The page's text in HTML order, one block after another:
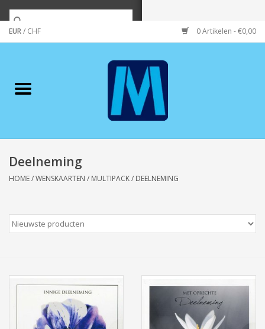
EUR/ CHF 0 Artikelen - €0,00
Merken
Wonen/koken/huishouden
Wenskaarten
Tassen/Portemonnee
Boeken
Deelneming
HOME/WENSKAARTEN / MULTIPACK/ DEELNEMING